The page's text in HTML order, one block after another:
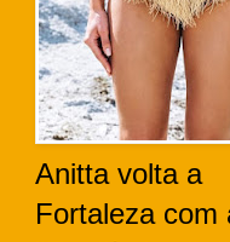
Anitta volta a
Fortaleza com